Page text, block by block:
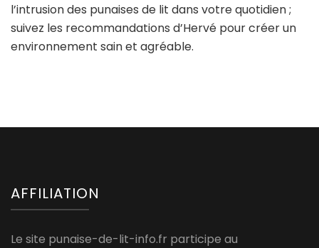
l’intrusion des punaises de lit dans votre quotidien ;
suivez les recommandations d’Hervé pour créer un
environnement sain et agréable.
AFFILIATION
Le site punaise-de-lit-info.fr participe au